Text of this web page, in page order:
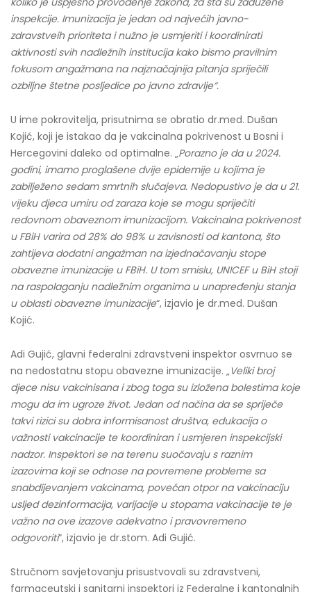
inspekcije. Imunizacija je jedan od najvećih javno-
zdravstveih prioriteta i nužno je usmjeriti i koordinirati
aktivnosti svih nadležnih institucija kako bismo pravilnim
fokusom angažmana na najznačajnija pitanja spriječili
ozbiljne štetne posljedice po javno zdravlje“.
U ime pokrovitelja, prisutnima se obratio dr.med. Dušan
Kojić, koji je istakao da je vakcinalna pokrivenost u Bosni i
Hercegovini daleko od optimalne. „Porazno je da u 2024.
godini, imamo proglašene dvije epidemije u kojima je
zabilježeno sedam smrtnih slučajeva. Nedopustivo je da u 21.
vijeku djeca umiru od zaraza koje se mogu spriječiti
redovnom obaveznom imunizacijom. Vakcinalna pokrivenost
u FBiH varira od 28% do 98% u zavisnosti od kantona, što
zahtijeva dodatni angažman na izjednačavanju stope
obavezne imunizacije u FBiH. U tom smislu, UNICEF u BiH stoji
na raspolaganju nadležnim organima u unapređenju stanja
u oblasti obavezne imunizacije“, izjavio je dr.med. Dušan
Kojić.
Adi Gujić, glavni federalni zdravstveni inspektor osvrnuo se
na nedostatnu stopu obavezne imunizacije. „Veliki broj
djece nisu vakcinisana i zbog toga su izložena bolestima koje
mogu da im ugroze život. Jedan od načina da se spriječe
takvi rizici su dobra informisanost društva, edukacija o
važnosti vakcinacije te koordiniran i usmjeren inspekcijski
nadzor. Inspektori se na terenu suočavaju s raznim
izazovima koji se odnose na povremene probleme sa
snabdijevanjem vakcinama, povećan otpor na vakcinaciju
usljed dezinformacija, varijacije u stopama vakcinacije te je
važno na ove izazove adekvatno i pravovremeno
odgovoriti“, izjavio je dr.stom. Adi Gujić.
Stručnom savjetovanju prisustvovali su zdravstveni,
farmaceutski i sanitarni inspektori iz Federalne i kantonalnih